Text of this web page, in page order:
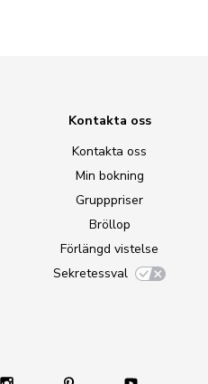
Kontakta oss
Kontakta oss
Min bokning
Grupppriser
Bröllop
Förlängd vistelse
Sekretessval